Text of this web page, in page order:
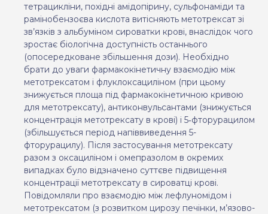
тетрацикліни, похідні амідопірину, сульфонаміди та
рамінобензоєва кислота витісняють метотрексат зі
зв’язків з альбуміном сироватки крові, внаслідок чого
зростає біологічна доступність останнього
(опосередковане збільшення дози). Необхідно
брати до уваги фармакокінетичну взаємодію між
метотрексатом і флуклоксациліном (при цьому
знижується площа під фармакокінетичною кривою
для метотрексату), антиконвульсантами (знижується
концентрація метотрексату в крові) і 5‑фторурацилом
(збільшується період напіввиведення 5-
фторурацилу). Після застосування метотрексату
разом з оксациліном і омепразолом в окремих
випадках було відзначено суттєве підвищення
концентрації метотрексату в сироватці крові.
Повідомляли про взаємодію між лефлуномідом і
метотрексатом (з розвитком цирозу печінки, м’язово-